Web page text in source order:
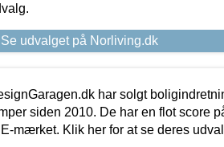
Se udvalget på Norliving.dk
har solgt
siden 2010. De har en flot score
mærket. Klik her for at se deres